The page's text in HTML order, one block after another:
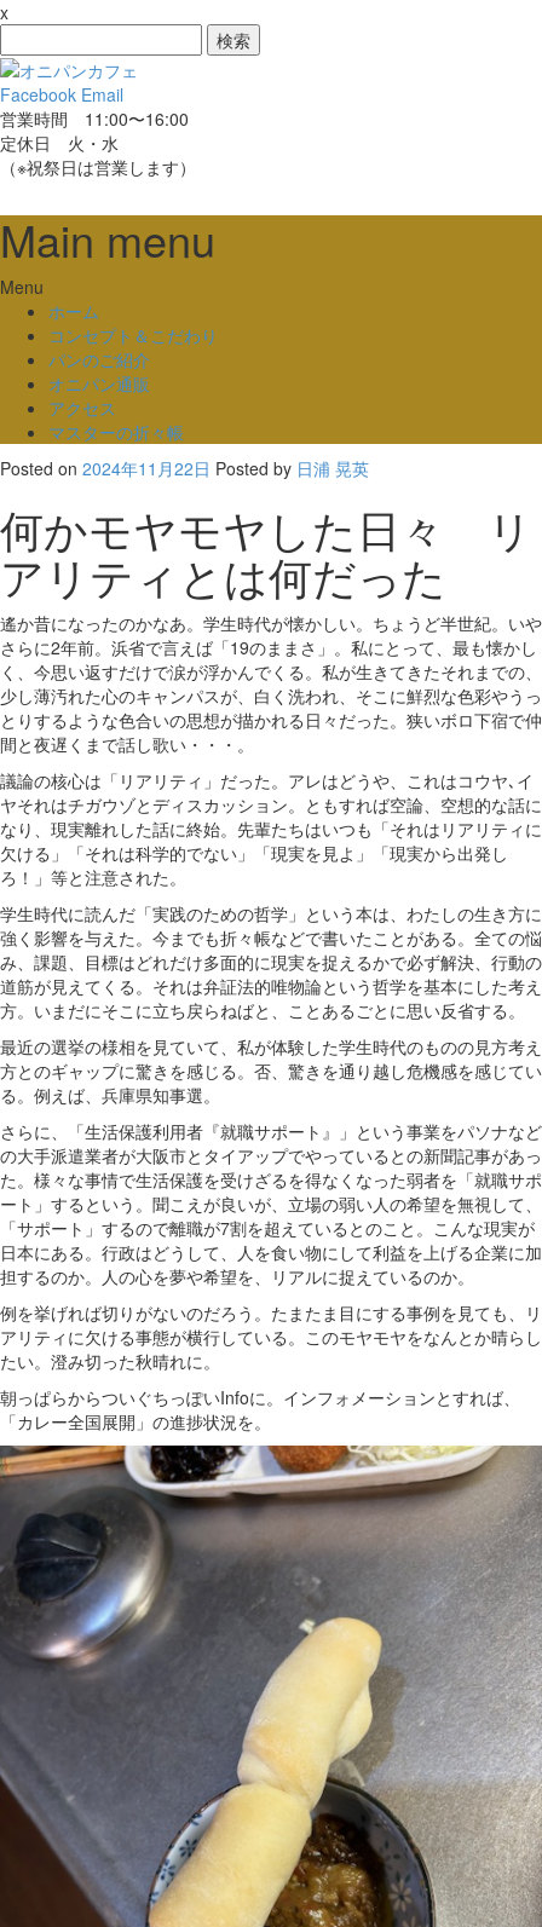
x
索:
Facebook Email
営業時間 11:00〜16:00
定休日 火・水
（※祝祭日は営業します）
Main menu
Skip
content
Menu
ホーム
コンセプト＆こだわり
パンのご紹介
オニパン通販
アクセス
マスターの折々帳
Posted on 2024年11月22日 Posted by 日浦 晃英
何かモヤモヤした日々 リ
アリティとは何だった
遙か昔になったのかなあ。学生時代が懐かしい。ちょうど半世紀。いや
さらに2年前。浜省で言えば「19のままさ」。私にとって、最も懐かし
く、今思い返すだけで涙が浮かんでくる。私が生きてきたそれまでの、
少し薄汚れた心のキャンパスが、白く洗われ、そこに鮮烈な色彩やうっ
とりするような色合いの思想が描かれる日々だった。狭いボロ下宿で仲
間と夜遅くまで話し歌い・・・。
議論の核心は「リアリティ」だった。アレはどうや、これはコウヤ､イ
ヤそれはチガウゾとディスカッション。ともすれば空論、空想的な話に
なり、現実離れした話に終始。先輩たちはいつも「それはリアリティに
欠ける」「それは科学的でない」「現実を見よ」「現実から出発し
ろ！」等と注意された。
学生時代に読んだ「実践のための哲学」という本は、わたしの生き方に
強く影響を与えた。今までも折々帳などで書いたことがある。全ての悩
み、課題、目標はどれだけ多面的に現実を捉えるかで必ず解決、行動の
道筋が見えてくる。それは弁証法的唯物論という哲学を基本にした考え
方。いまだにそこに立ち戻らねばと、ことあるごとに思い反省する。
最近の選挙の様相を見ていて、私が体験した学生時代のものの見方考え
方とのギャップに驚きを感じる。否、驚きを通り越し危機感を感じてい
る。例えば、兵庫県知事選。
さらに、「生活保護利用者『就職サポート』」という事業をパソナなど
の大手派遣業者が大阪市とタイアップでやっているとの新聞記事があっ
た。様々な事情で生活保護を受けざるを得なくなった弱者を「就職サポ
ート」するという。聞こえが良いが、立場の弱い人の希望を無視して、
「サポート」するので離職が7割を超えているとのこと。こんな現実が
日本にある。行政はどうして、人を食い物にして利益を上げる企業に加
担するのか。人の心を夢や希望を、リアルに捉えているのか。
例を挙げれば切りがないのだろう。たまたま目にする事例を見ても、リ
アリティに欠ける事態が横行している。このモヤモヤをなんとか晴らし
たい。澄み切った秋晴れに。
朝っぱらからついぐちっぽいInfoに。インフォメーションとすれば、
「カレー全国展開」の進捗状況を。